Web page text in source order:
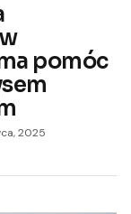
pomóc
2025